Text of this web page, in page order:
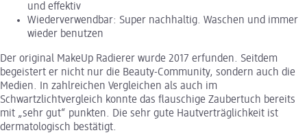
und effektiv
Wiederverwendbar: Super nachhaltig. Waschen und immer
wieder benutzen
Der original MakeUp Radierer wurde 2017 erfunden. Seitdem
begeistert er nicht nur die Beauty-Community, sondern auch die
Medien. In zahlreichen Vergleichen als auch im
Schwartzlichtvergleich konnte das flauschige Zaubertuch bereits
mit „sehr gut“ punkten. Die sehr gute Hautverträglichkeit ist
dermatologisch bestätigt.